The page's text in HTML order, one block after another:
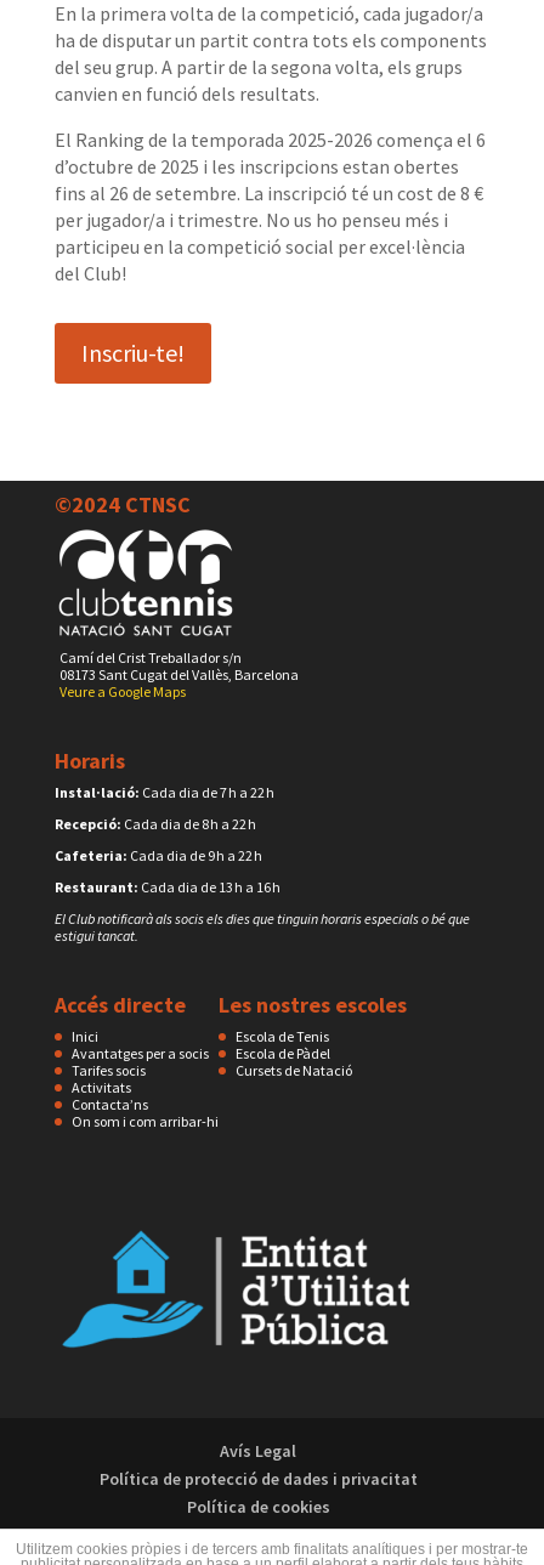
En la primera volta de la competició, cada jugador/a
ha de disputar un partit contra tots els components
del seu grup. A partir de la segona volta, els grups
canvien en funció dels resultats.
El Ranking de la temporada 2025-2026 comença el 6
d’octubre de 2025 i les inscripcions estan obertes
fins al 26 de setembre. La inscripció té un cost de 8 €
per jugador/a i trimestre. No us ho penseu més i
participeu en la competició social per excel·lència
del Club!
Inscriu-te!
©2024 CTNSC
Camí del Crist Treballador s/n
08173 Sant Cugat del Vallès, Barcelona
Veure a Google Maps
Horaris
Instal·lació: Cada dia de 7 h a 22 h
Recepció: Cada dia de 8 h a 22 h
Cafeteria: Cada dia de 9 h a 22 h
Restaurant: Cada dia de 13 h a 16 h
El Club notificarà als socis els dies que tinguin horaris especials o bé que
estigui tancat.
Accés directe
Inici
Avantatges per a socis
Tarifes socis
Activitats
Contacta’ns
On som i com arribar-hi
Les nostres escoles
Escola de Tenis
Escola de Pàdel
Cursets de Natació
Avís Legal
Política de protecció de dades i privacitat
Política de cookies
Utilitzem cookies pròpies i de tercers amb finalitats analítiques i per mostrar-te